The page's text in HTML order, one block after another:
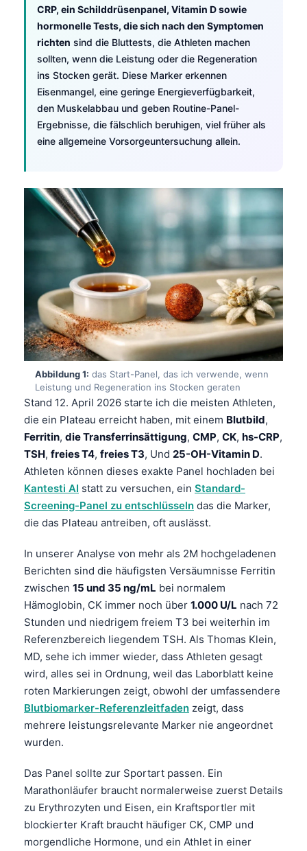
CRP, ein Schilddrüsenpanel, Vitamin D sowie
hormonelle Tests, die sich nach den Symptomen
richten sind die Bluttests, die Athleten machen
sollten, wenn die Leistung oder die Regeneration
ins Stocken gerät. Diese Marker erkennen
Eisenmangel, eine geringe Energieverfügbarkeit,
den Muskelabbau und geben Routine-Panel-
Ergebnisse, die fälschlich beruhigen, viel früher als
eine allgemeine Vorsorgeuntersuchung allein.
Abbildung 1: das Start-Panel, das ich verwende, wenn
Leistung und Regeneration ins Stocken geraten
Stand 12. April 2026 starte ich die meisten Athleten,
die ein Plateau erreicht haben, mit einem Blutbild,
Ferritin, die Transferrinsättigung, CMP, CK, hs-CRP,
TSH, freies T4, freies T3, Und 25-OH-Vitamin D.
Athleten können dieses exakte Panel hochladen bei
Kantesti AI statt zu versuchen, ein Standard-
Screening-Panel zu entschlüsseln das die Marker,
die das Plateau antreiben, oft auslässt.
In unserer Analyse von mehr als 2M hochgeladenen
Berichten sind die häufigsten Versäumnisse Ferritin
zwischen 15 und 35 ng/mL bei normalem
Hämoglobin, CK immer noch über 1.000 U/L nach 72
Stunden und niedrigem freiem T3 bei weiterhin im
Referenzbereich liegendem TSH. Als Thomas Klein,
MD, sehe ich immer wieder, dass Athleten gesagt
wird, alles sei in Ordnung, weil das Laborblatt keine
roten Markierungen zeigt, obwohl der umfassendere
Blutbiomarker-Referenzleitfaden zeigt, dass
mehrere leistungsrelevante Marker nie angeordnet
wurden.
Das Panel sollte zur Sportart passen. Ein
Marathonläufer braucht normalerweise zuerst Details
zu Erythrozyten und Eisen, ein Kraftsportler mit
blockierter Kraft braucht häufiger CK, CMP und
morgendliche Hormone, und ein Athlet in einer